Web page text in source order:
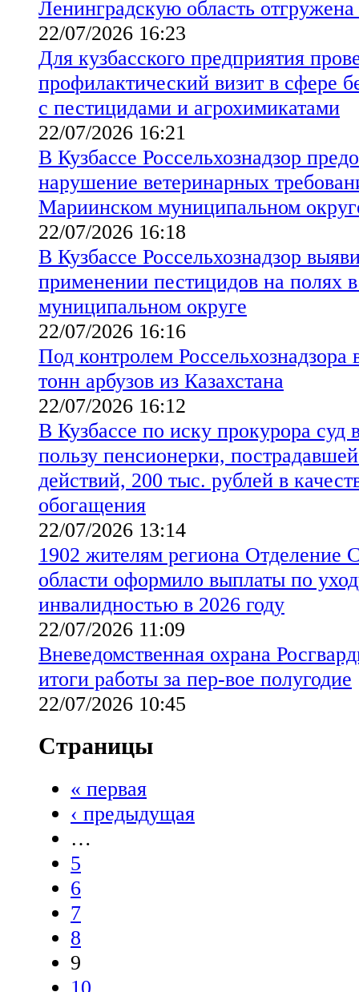
Ленинградскую область
22/07/2026 16:23
Для кузбасского предприятия
профилактический визит в сфере
с пестицидами и агрохимикатами
22/07/2026 16:21
В Кузбассе Россельхознадзор
нарушение ветеринарных
Мариинском муниципальном
22/07/2026 16:18
В Кузбассе Россельхознадзор
применении пестицидов на полях
муниципальном округе
22/07/2026 16:16
Под контролем Россельхознадзора
тонн арбузов из Казахстана
22/07/2026 16:12
В Кузбассе по иску прокурора суд
пользу пенсионерки,
действий, 200 тыс. рублей в
обогащения
22/07/2026 13:14
1902 жителям региона Отделение
области оформило выплаты по
инвалидностью в 2026 году
22/07/2026 11:09
Вневедомственная охрана
итоги работы за пер-вое полугодие
22/07/2026 10:45
Страницы
« первая
‹ предыдущая
…
5
6
7
8
9
10